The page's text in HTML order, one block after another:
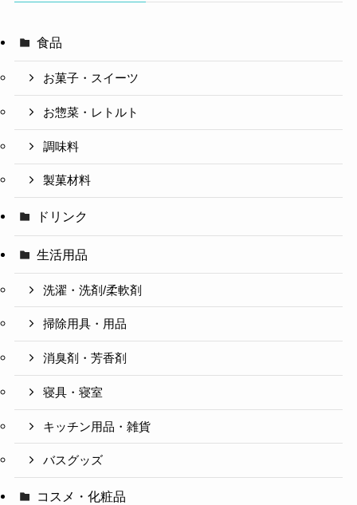
食品
お菓子・スイーツ
お惣菜・レトルト
調味料
製菓材料
ドリンク
生活用品
洗濯・洗剤/柔軟剤
掃除用具・用品
消臭剤・芳香剤
寝具・寝室
キッチン用品・雑貨
バスグッズ
コスメ・化粧品